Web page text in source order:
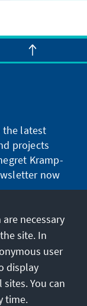
the latest
projects
Kramp-
now
necessary
site. In
user
display
You can
time.